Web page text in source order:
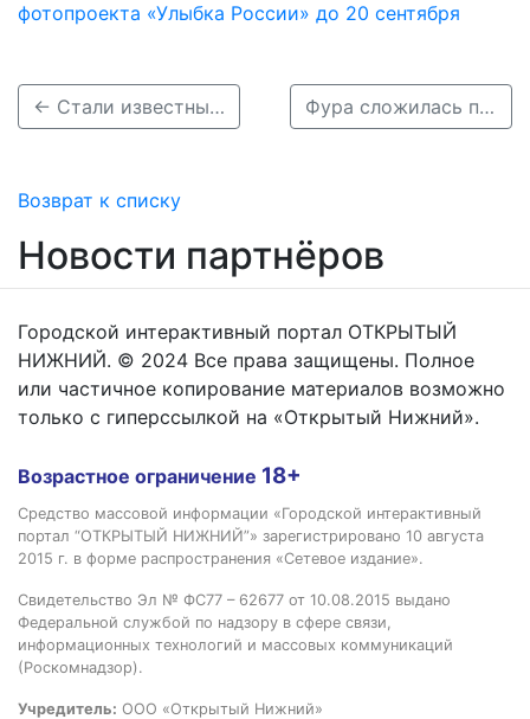
фотопроекта «Улыбка России» до 20 сентября
← Стали известны подробности смертельного ДТП в Канавинском районе Фура сложилась пополам в Кстовском районе →
Возврат к списку
Новости партнёров
Городской интерактивный портал ОТКРЫТЫЙ
НИЖНИЙ. © 2024 Все права защищены. Полное
или частичное копирование материалов возможно
только с гиперссылкой на «Открытый Нижний».
Возрастное ограничение 18+
Средство массовой информации «Городской интерактивный
портал “ОТКРЫТЫЙ НИЖНИЙ”» зарегистрировано 10 августа
2015 г. в форме распространения «Сетевое издание».
Свидетельство Эл № ФС77 – 62677 от 10.08.2015 выдано
Федеральной службой по надзору в сфере связи,
информационных технологий и массовых коммуникаций
(Роскомнадзор).
Учредитель: ООО «Открытый Нижний»